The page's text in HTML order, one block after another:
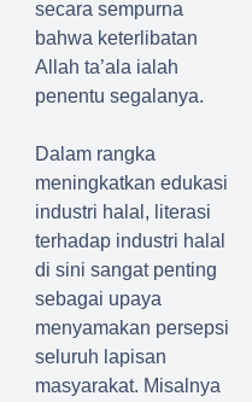
secara sempurna
bahwa keterlibatan
Allah ta’ala ialah
penentu segalanya.
Dalam rangka
meningkatkan edukasi
industri halal, literasi
terhadap industri halal
di sini sangat penting
sebagai upaya
menyamakan persepsi
seluruh lapisan
masyarakat. Misalnya